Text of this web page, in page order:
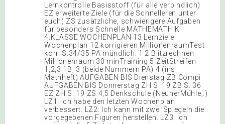
Lernkontrolle Basisstoff (für alle verbindlich)
EZ erweiterte Ziele (für die Schnelleren unter
euch) ZS zusätzliche, schwierigere Aufgaben
für besonders Schnelle MATHEMATHIK
4.KLASSE WOCHENPLAN 13 Lernziele
Wochenplan 12 korrigieren MillionenraumTest
korr. S.34/35 PA mündlich: 1 2 Blitzrechnen
Millionenraum 30 minTraining 5 ZeitStreifen
1,2,3 1B, 3 (beide Nummern PA) 4 (ins
Mathheft) AUFGABEN BIS Dienstag ZB Compi
AUFGABEN BIS Donnerstag ZH S. 19 ZB S. 36
EZ ZH S. 19 ZS 4,5 Denkschule (NeunerMühle,.)
LZ1: Ich habe den letzten Wochenplan
verbessert. LZ2: Ich kann mit zwei Spiegeln die
vorgegebenen Figuren herstellen. LZ3: Ich